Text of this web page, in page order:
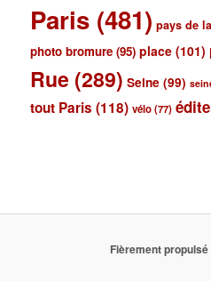
Paris (481) pays de
photo bromure (95) place (101)
Rue (289) Seine (99)
tout Paris (118) vélo(77)
Fièrement